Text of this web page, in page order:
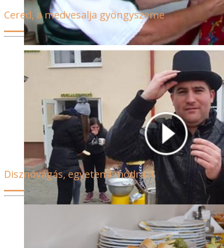
A Hazahúzó stábja ezúttal Cereden – és a határ másik
oldalán, Tajtiban – járt. Ismét bebizonyosodott, itt a
Medvesalján bőven van mit be- és megmutatni. Az adás
megnézhető itt
Cered, a medvesalja gyöngyszeme
Disznóvágás, egyetemi módra :)